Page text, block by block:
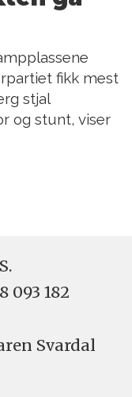
fikk mest
stjal
og stunt, viser
093 182
Svardal